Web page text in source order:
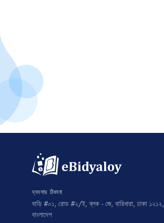
ব্যবসার ঠিকানা
বাড়ি #০১, রোড #২/ই, ব্লক - জে, বারিধারা, ঢাকা ১২১২,
বাংলাদেশ